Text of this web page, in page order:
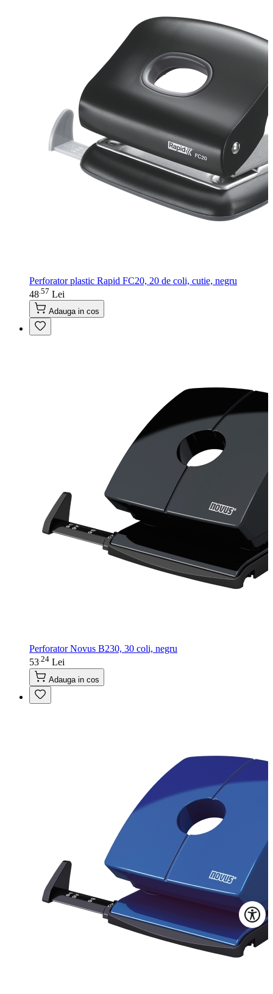
Perforator plastic Rapid FC20, 20 de coli, cutie, negru
48 57 Lei
Adauga in cos
Perforator Novus B230, 30 coli, negru
53 24 Lei
Adauga in cos